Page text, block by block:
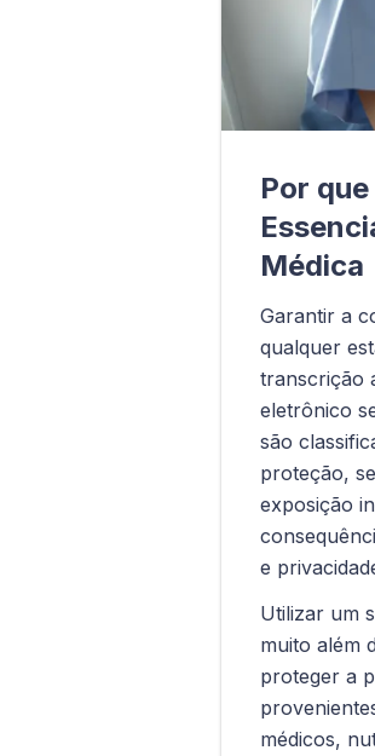
Por
Médica
Garantir a
qualquer
transcrição
eletrônico
são
proteção,
exposição
e
Utilizar um
muito além
proteger a
médicos,